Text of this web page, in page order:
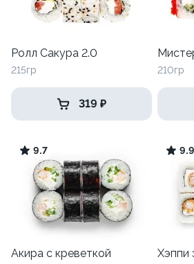
Ролл Сакура 2.0
215гр
319 ₽
210гр
9.7
Акира с креветкой
9.9
Хэппи